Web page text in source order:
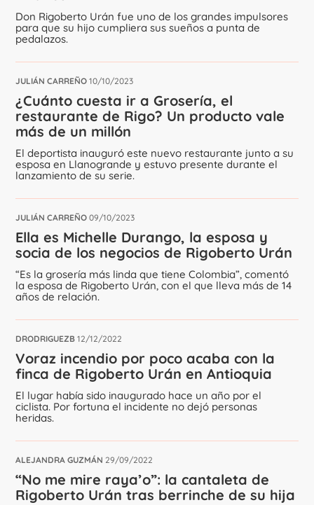
Don Rigoberto Urán fue uno de los grandes impulsores
para que su hijo cumpliera sus sueños a punta de
pedalazos.
JULIÁN CARREÑO 10/10/2023
¿Cuánto cuesta ir a Grosería, el
restaurante de Rigo? Un producto vale
más de un millón
El deportista inauguró este nuevo restaurante junto a su
esposa en Llanogrande y estuvo presente durante el
lanzamiento de su serie.
JULIÁN CARREÑO 09/10/2023
Ella es Michelle Durango, la esposa y
socia de los negocios de Rigoberto Urán
“Es la grosería más linda que tiene Colombia”, comentó
la esposa de Rigoberto Urán, con el que lleva más de 14
años de relación.
DRODRIGUEZB 12/12/2022
Voraz incendio por poco acaba con la
finca de Rigoberto Urán en Antioquia
El lugar había sido inaugurado hace un año por el
ciclista. Por fortuna el incidente no dejó personas
heridas.
ALEJANDRA GUZMÁN 29/09/2022
“No me mire raya’o”: la cantaleta de
Rigoberto Urán tras berrinche de su hija